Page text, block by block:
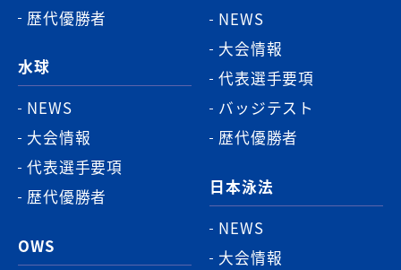
歴代優勝者
水球
NEWS
大会情報
代表選手要項
歴代優勝者
OWS
NEWS
大会情報
代表選手要項
バッジテスト
歴代優勝者
日本泳法
NEWS
大会情報